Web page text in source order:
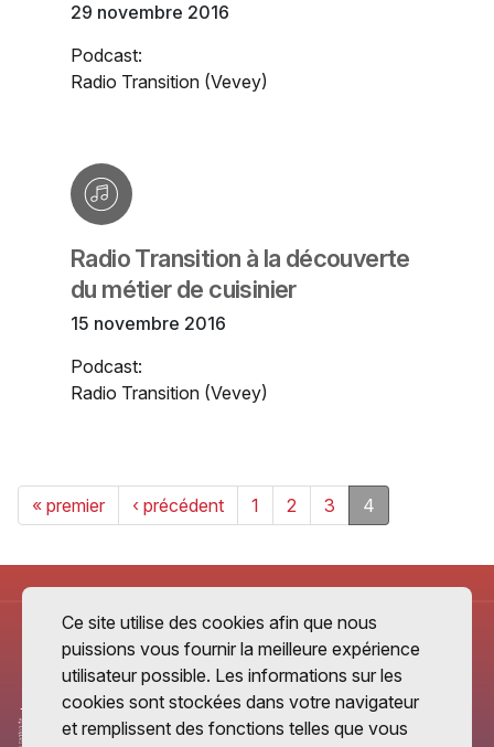
29 novembre 2016
Podcast:
Radio Transition (Vevey)
Radio Transition à la découverte
du métier de cuisinier
15 novembre 2016
Podcast:
Radio Transition (Vevey)
« premier ‹ précédent 1 2 3 4
Ce site utilise des cookies afin que nous
puissions vous fournir la meilleure expérience
utilisateur possible. Les informations sur les
cookies sont stockées dans votre navigateur
et remplissent des fonctions telles que vous